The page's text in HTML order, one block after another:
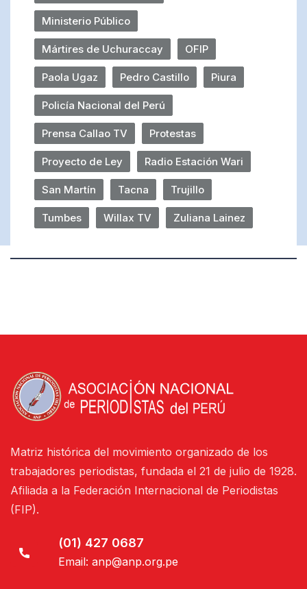
Ministerio Público
Mártires de Uchuraccay OFIP
Paola Ugaz Pedro Castillo Piura
Policía Nacional del Perú
Prensa Callao TV Protestas
Proyecto de Ley Radio Estación Wari
San Martín Tacna Trujillo
Tumbes Willax TV Zuliana Lainez
Matriz histórica del movimiento organizado de los
trabajadores periodistas, fundada el 21 de julio de 1928.
Afiliada a la Federación Internacional de Periodistas
(FIP).
(01) 427 0687
Email: anp@anp.org.pe